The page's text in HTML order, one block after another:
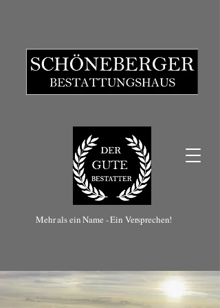
Mehr als ein Name - Ein Versprechen!